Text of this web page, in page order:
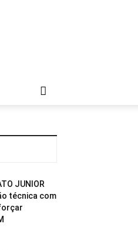
JUNIOR
técnica com